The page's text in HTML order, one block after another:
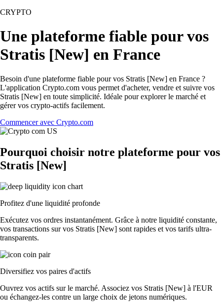
CRYPTO
Une plateforme fiable pour vos
Stratis [New] en France
Besoin d'une plateforme fiable pour vos Stratis [New] en France ?
L'application Crypto.com vous permet d'acheter, vendre et suivre vos
Stratis [New] en toute simplicité. Idéale pour explorer le marché et
gérer vos crypto-actifs facilement.
Commencer avec Crypto.com
Pourquoi choisir notre plateforme pour vos
Stratis [New]
Profitez d'une liquidité profonde
Exécutez vos ordres instantanément. Grâce à notre liquidité constante,
vos transactions sur vos Stratis [New] sont rapides et vos tarifs ultra-
transparents.
Diversifiez vos paires d'actifs
Ouvrez vos actifs sur le marché. Associez vos Stratis [New] à l'EUR
ou échangez-les contre un large choix de jetons numériques.